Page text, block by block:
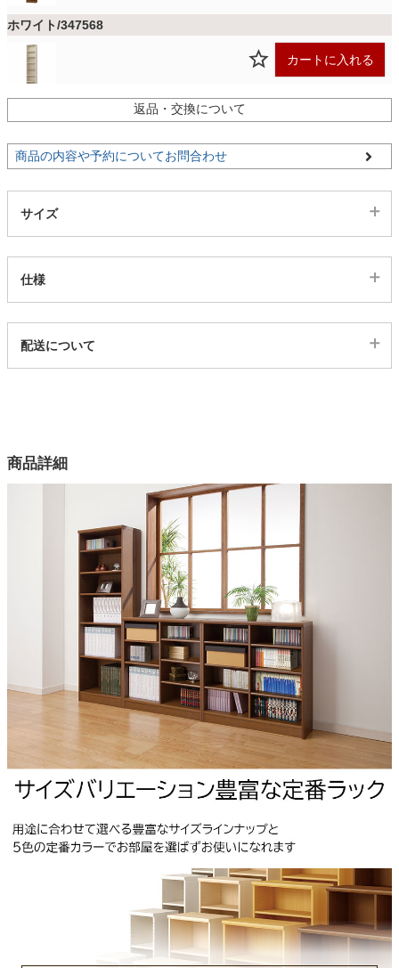
収納用品
キッチン用品
ホワイト/347568
カートに入れる
ライトナチュラル/347566
残りわずか カートに入れる
カートに入れる
返品・交換について
商品の内容や予約についてお問合わせ
サイズ
仕様
347565
5色
フルオープン
フリーストップ
機能4
F☆☆☆☆
機能5
裏板止め
機能6
転倒防止バンド
配送について
商品詳細